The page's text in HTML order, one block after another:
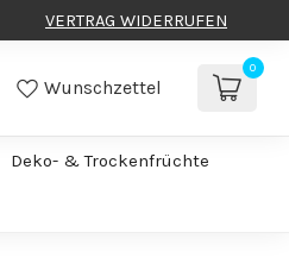
VERTRAG WIDERRUFEN
Wunschzettel
0
Deko- & Trockenfrüchte